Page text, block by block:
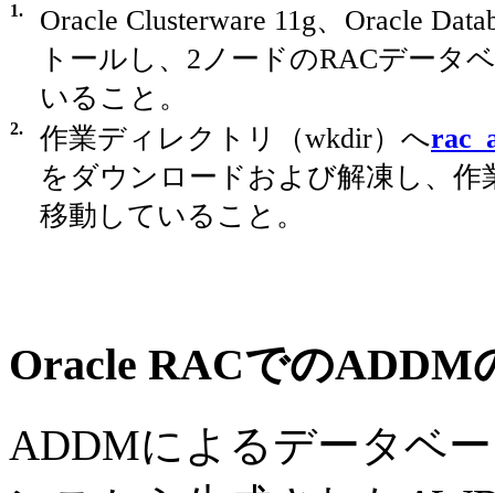
1.
Oracle Clusterware 11g、Oracle
トールし、2ノードのRACデータ
いること。
2. 作業ディレクトリ（wkdir）へ
をダウンロードおよび解凍し、
移動していること。
Oracle RACでのADDM
ADDMによるデータベ